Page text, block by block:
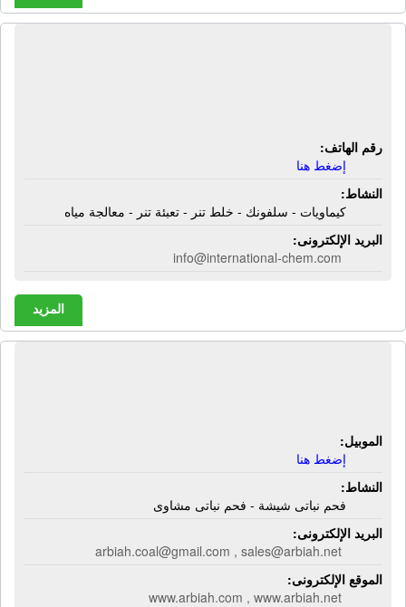
رقم الهاتف:
إضغط هنا
النشاط:
كيماويات - سلفونك - خلط تنر - تعبئة تنر - معالجة مياه
البريد الإلكترونى:
info@international-chem.com
المزيد
الموبيل:
إضغط هنا
النشاط:
فحم نباتى شيشة - فحم نباتى مشاوى
البريد الإلكترونى:
arbiah.coal@gmail.com , sales@arbiah.net
الموقع الإلكترونى:
www.arbiah.com , www.arbiah.net